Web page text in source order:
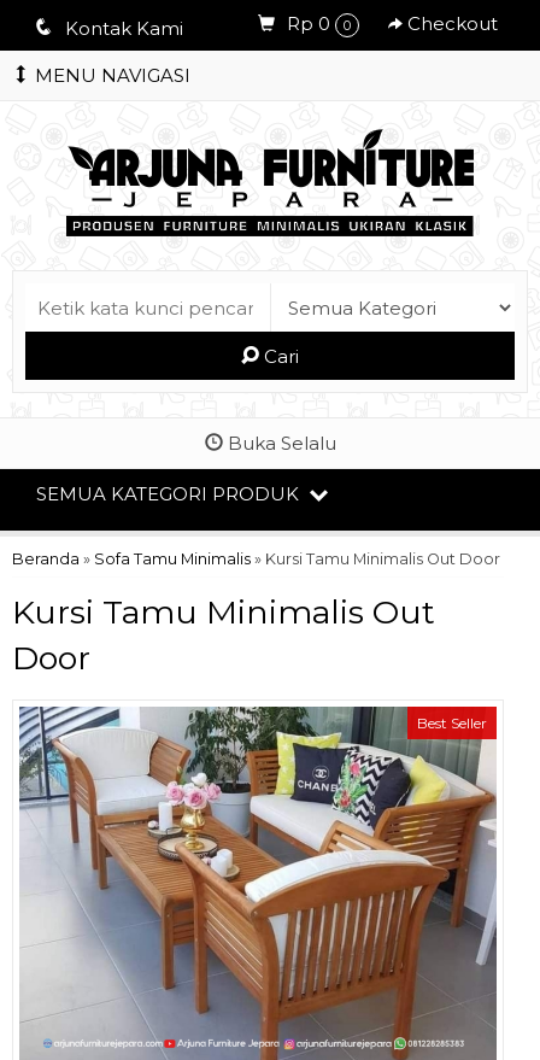
q Kontak Kami Rp 0 0 Checkout
MENU NAVIGASI
Cari
Buka Selalu
SEMUA KATEGORI PRODUK
Beranda » Sofa Tamu Minimalis » Kursi Tamu Minimalis Out Door
Kursi Tamu Minimalis Out
Door
Best Seller